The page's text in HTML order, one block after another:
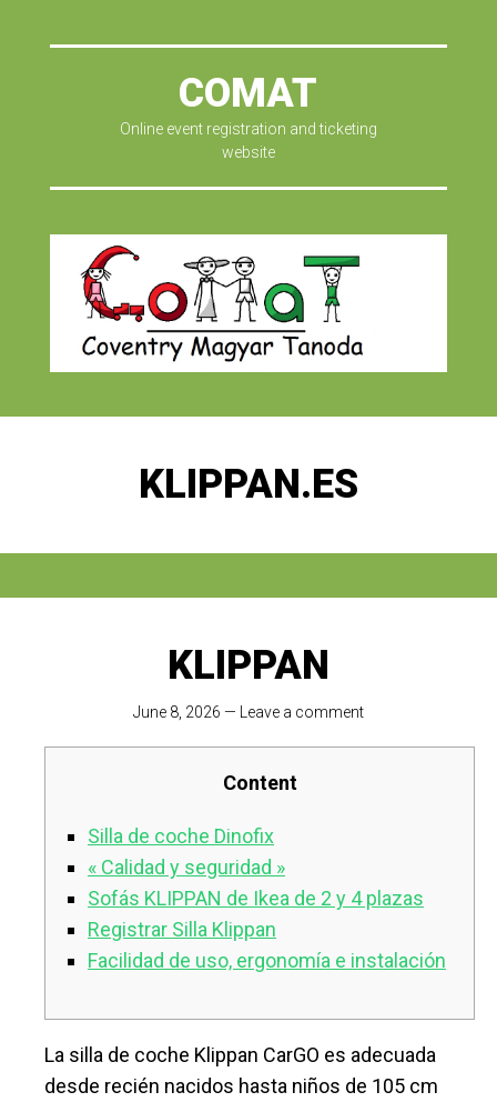
COMAT
Online event registration and ticketing
website
KLIPPAN.ES
KLIPPAN
June 8, 2026 — Leave a comment
Content
Silla de coche Dinofix
« Calidad y seguridad »
Sofás KLIPPAN de Ikea de 2 y 4 plazas
Registrar Silla Klippan
Facilidad de uso, ergonomía e instalación
La silla de coche Klippan CarGO es adecuada
desde recién nacidos hasta niños de 105 cm